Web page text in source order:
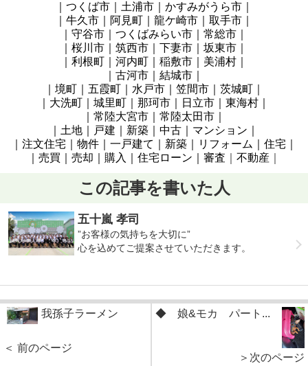
｜つくば市｜土浦市｜かすみがうら市｜
｜牛久市｜阿見町 ｜龍ケ崎市｜取手市｜
｜守谷市｜つくばみらい市｜常総市｜
｜桜川市｜筑西市｜下妻市 ｜坂東市
｜利根町｜河内町｜稲敷市 ｜美浦村
｜古河市｜結城市｜
｜境町｜五霞町｜水戸市 ｜笠間市｜茨城町
｜大洗町｜城里町｜那珂市 ｜日立市 ｜東海村
｜常陸大宮市 ｜常陸太田市
｜土地｜戸建｜新築｜中古｜マンション｜
｜注文住宅｜物件｜一戸建て｜新築｜リフォーム｜住宅｜
｜売買｜売却｜購入｜住宅ローン｜審査
不動産
この記事を書いた人
五十嵐 孝司
”お客様の気持ちを大切に”
心を込めてご提案させていただきます。
我孫子ラーメン
＜ 前のページ
◆ 娘&モカ パート...
＞次のページ